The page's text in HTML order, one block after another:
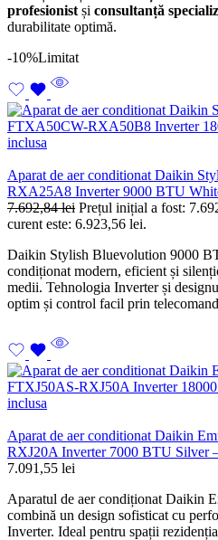
profesionist și consultanță
durabilitate optimă.
-10%Limitat
Aparat de aer conditionat Daikin
RXA25A8 Inverter 9000 BTU
7.692,84lei Prețul inițial a fost:
curent este: 6.923,56 lei.
Daikin Stylish Bluevolution 9000
condiționat modern, eficient și
medii. Tehnologia Inverter și
optim și control facil prin
Aparat de aer conditionat Daikin
RXJ20A Inverter 7000 BTU Silver
7.091,55 lei
Aparatul de aer condiționat Daikin
combină un design sofisticat cu
Inverter. Ideal pentru spații